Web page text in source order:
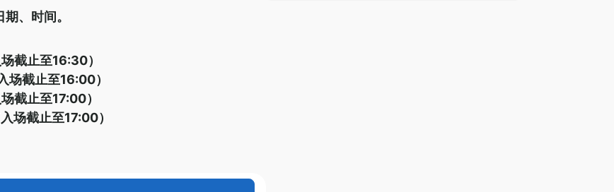
、时间。
截止至16:30）
截止至16:00）
截止至17:00）
场截止至17:00）